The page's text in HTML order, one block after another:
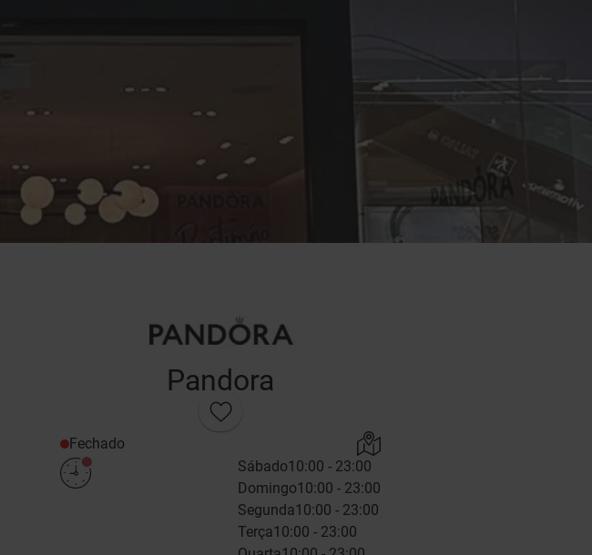
Pandora
Fechado
Sábado10:00 - 23:00
Domingo10:00 - 23:00
Segunda10:00 - 23:00
Terça10:00 - 23:00